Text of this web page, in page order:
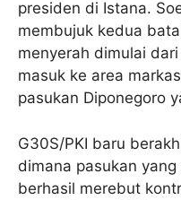
presiden di Istana.
membujuk kedua
menyerah dimulai
masuk ke area
pasukan Diponegoro
G30S/PKI baru
dimana pasukan
berhasil merebut